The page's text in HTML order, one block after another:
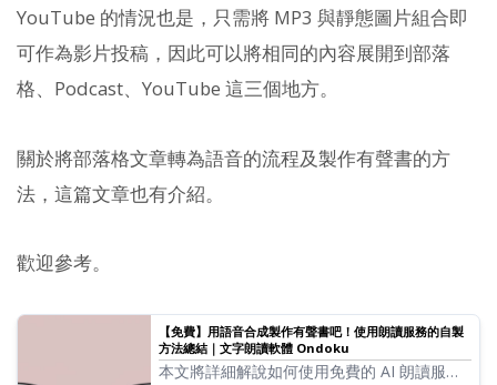
YouTube 的情況也是，只需將 MP3 與靜態圖片組合即
可作為影片投稿，因此可以將相同的內容展開到部落
格、Podcast、YouTube 這三個地方。
關於將部落格文章轉為語音的流程及製作有聲書的方
法，這篇文章也有介紹。
歡迎參考。
【免費】用語音合成製作有聲書吧！使用朗讀服務的自製
方法總結｜文字朗讀軟體 Ondoku
本文將詳細解說如何使用免費的 AI 朗讀服務